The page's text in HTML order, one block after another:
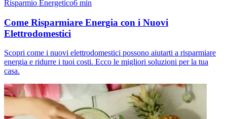
Risparmio Energetico6 min
Come Risparmiare Energia con i Nuovi
Elettrodomestici
Scopri come i nuovi elettrodomestici possono aiutarti a risparmiare
energia e ridurre i tuoi costi. Ecco le migliori soluzioni per la tua
casa.